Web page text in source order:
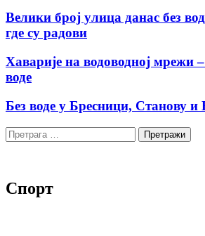
Велики број улица данас без
где су радови
Хаварије на водоводној мрежи
воде
Без воде у Бресници, Станову
Претрага
за:
Спорт